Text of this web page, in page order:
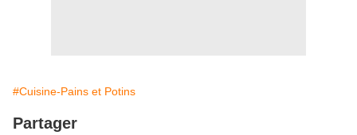
#Cuisine-Pains et Potins
Partager